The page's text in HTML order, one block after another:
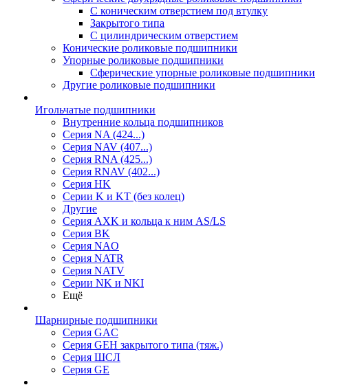
С коническим отверстием под втулку
Закрытого типа
С цилиндрическим отверстием
Конические роликовые подшипники
Упорные роликовые подшипники
Сферические упорные роликовые подшипники
Другие роликовые подшипники
Игольчатые подшипники
Внутренние кольца подшипников
Серия NA (424...)
Серия NAV (407...)
Серия RNA (425...)
Серия RNAV (402...)
Серия HK
Серии K и KT (без колец)
Другие
Серия AXK и кольца к ним AS/LS
Серия BK
Серия NAO
Серия NATR
Серия NATV
Серии NK и NKI
Ещё
Шарнирные подшипники
Серия GAC
Серия GEH закрытого типа (тяж.)
Серия ШСЛ
Серия GE